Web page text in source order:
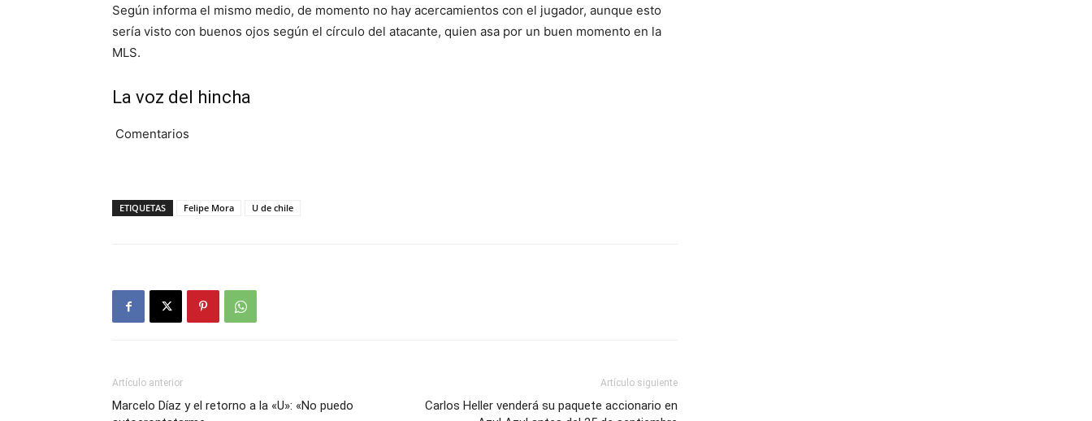
Según informa el mismo medio, de momento no hay acercamientos con el jugador, aunque esto
sería visto con buenos ojos según el círculo del atacante, quien asa por un buen momento en la
MLS.
La voz del hincha
Comentarios
ETIQUETAS Felipe Mora U de chile
Artículo anterior
Marcelo Díaz y el retorno a la «U»: «No puedo
Artículo siguiente
Carlos Heller venderá su paquete accionario en